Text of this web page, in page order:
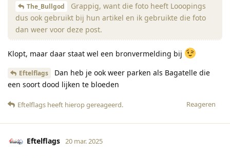
The_Bullgod
Grappig, want die foto heeft Looopings
dus ook gebruikt bij hun artikel en ik gebruikte die foto
dan weer voor deze post.
Klopt, maar daar staat wel een bronvermelding bij
Eftelflags
Dan heb je ook weer parken als Bagatelle die
een soort dood lijken te bloeden
Reageren
Eftelflags heeft hierop gereageerd.
Eftelflags 20 mar. 2025